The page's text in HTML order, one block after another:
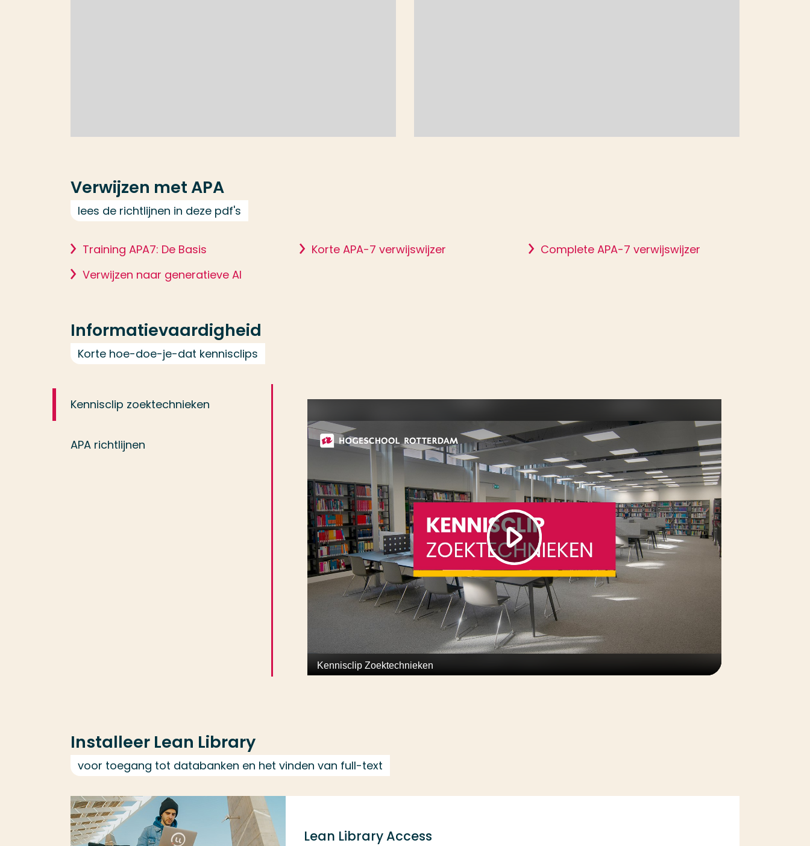
Verwijzen met APA
lees de richtlijnen in deze pdf's
Training APA7: De Basis Korte APA-7 verwijswijzer
Complete APA-7 verwijswijzer
Verwijzen naar generatieve AI
Informatievaardigheid
Korte hoe-doe-je-dat kennisclips
Kennisclip zoektechnieken
APA richtlijnen
Installeer Lean Library
voor toegang tot databanken en het vinden van full-text
Lean Library Access